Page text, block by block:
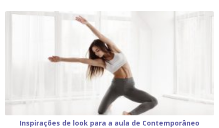
Inspirações de look para a aula de Contemporâneo